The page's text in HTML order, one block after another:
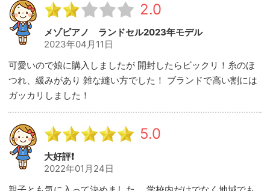
2.0
メゾピアノ ランドセル2023年モデル
2023年04月11日
可愛いので娘に購入しましたが 開封したらビックリ！糸のほ
つれ、緩みがあり 雑な縫い方でした！ ブランドで高い割には
ガッカリしました！
5.0
大好評❗️
2022年01月24日